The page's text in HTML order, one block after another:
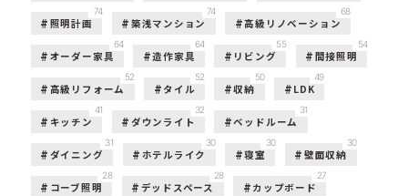
照明計画
74
築浅マンション
74
高級リノベーション
68
オーダー家具
64
造作家具
64
リビング
55
間接照明
54
高級リフォーム
52
タイル
52
収納
50
LDK
49
キッチン
41
ダウンライト
32
ベッドルーム
31
ダイニング
31
ホテルライク
30
寝室
30
壁面収納
30
コーブ照明
28
デッドスペース
28
カップボード
27